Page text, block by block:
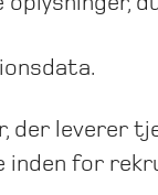
der leverer
for